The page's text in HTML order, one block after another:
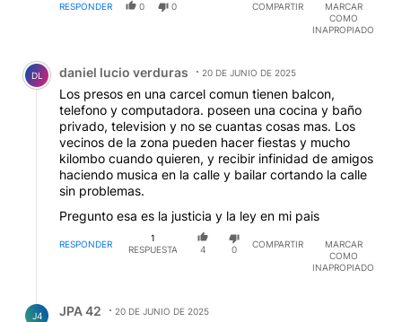
RESPONDER 0 0 COMPARTIR
MARCAR
COMO
INAPROPIADO
Comentario de daniel lucio verduras.
DL daniel lucio verduras 20 DE JUNIO DE 2025
Los presos en una carcel comun tienen balcon,
telefono y computadora. poseen una cocina y baño
privado, television y no se cuantas cosas mas. Los
vecinos de la zona pueden hacer fiestas y mucho
kilombo cuando quieren, y recibir infinidad de amigos
haciendo musica en la calle y bailar cortando la calle
sin problemas.
Pregunto esa es la justicia y la ley en mi pais
RESPONDER
1
RESPUESTA
4 0
COMPARTIR
MARCAR
COMO
INAPROPIADO
J4 JPA 42
20 DE JUNIO DE 2025